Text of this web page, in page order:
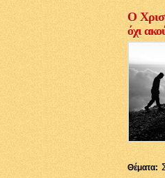
Ο
όχι
Θέματα: